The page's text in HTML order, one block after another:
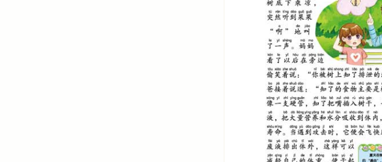
毛毛虫真的能变成漂亮的蝴蝶吗？ 59
屎壳郎为什么要滚粪球？ 60
金龟子是害虫吗？ 61
为什么刺毛虫落在身上又红又痒？ 62
为什么说竹节虫善于伪装？ 63
卷叶螟是怎么把叶子卷起来的？ 64
为什么臭虫爬过会留臭味？ 65
七星瓢虫为什么会装死？ 66
七星瓢虫为什么是益虫？ 67